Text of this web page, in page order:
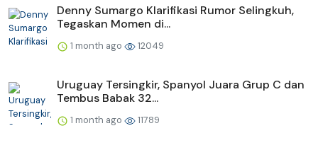
Denny Sumargo Klarifikasi Rumor Selingkuh,
Tegaskan Momen di...
1 month ago 12049
Uruguay Tersingkir, Spanyol Juara Grup C dan
Tembus Babak 32...
1 month ago 11789